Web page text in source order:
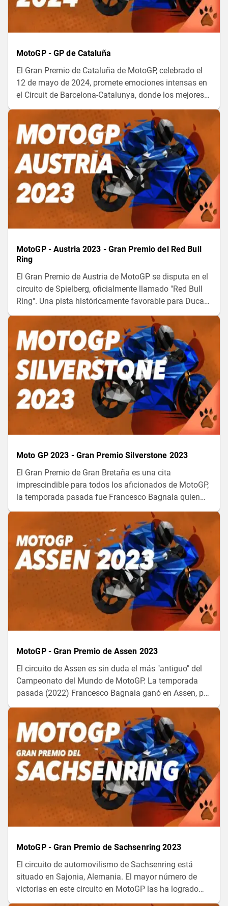
MotoGP - GP de Cataluña
El Gran Premio de Cataluña de MotoGP, celebrado el
12 de mayo de 2024, promete emociones intensas en
el Circuit de Barcelona-Catalunya, donde los mejores
las pistas más icónicas del campeonato.
MotoGP - Austria 2023 - Gran Premio del Red Bull
Ring
El Gran Premio de Austria de MotoGP se disputa en el
circuito de Spielberg, oficialmente llamado "Red Bull
Ring". Una pista históricamente favorable para Ducati,
capaz de repetir esta temporada?
Moto GP 2023 - Gran Premio Silverstone 2023
El Gran Premio de Gran Bretaña es una cita
imprescindible para todos los aficionados de MotoGP,
la temporada pasada fue Francesco Bagnaia quien
Jack Miller. ¿Quién saldrá victorioso este año?
MotoGP - Gran Premio de Assen 2023
El circuito de Assen es sin duda el más "antiguo" del
Campeonato del Mundo de MotoGP. La temporada
pasada (2022) Francesco Bagnaia ganó en Assen, por
Viñales, tercero. ¿Quién ganará este año?
MotoGP - Gran Premio de Sachsenring 2023
El circuito de automovilismo de Sachsenring está
situado en Sajonia, Alemania. El mayor número de
victorias en este circuito en MotoGP las ha logrado